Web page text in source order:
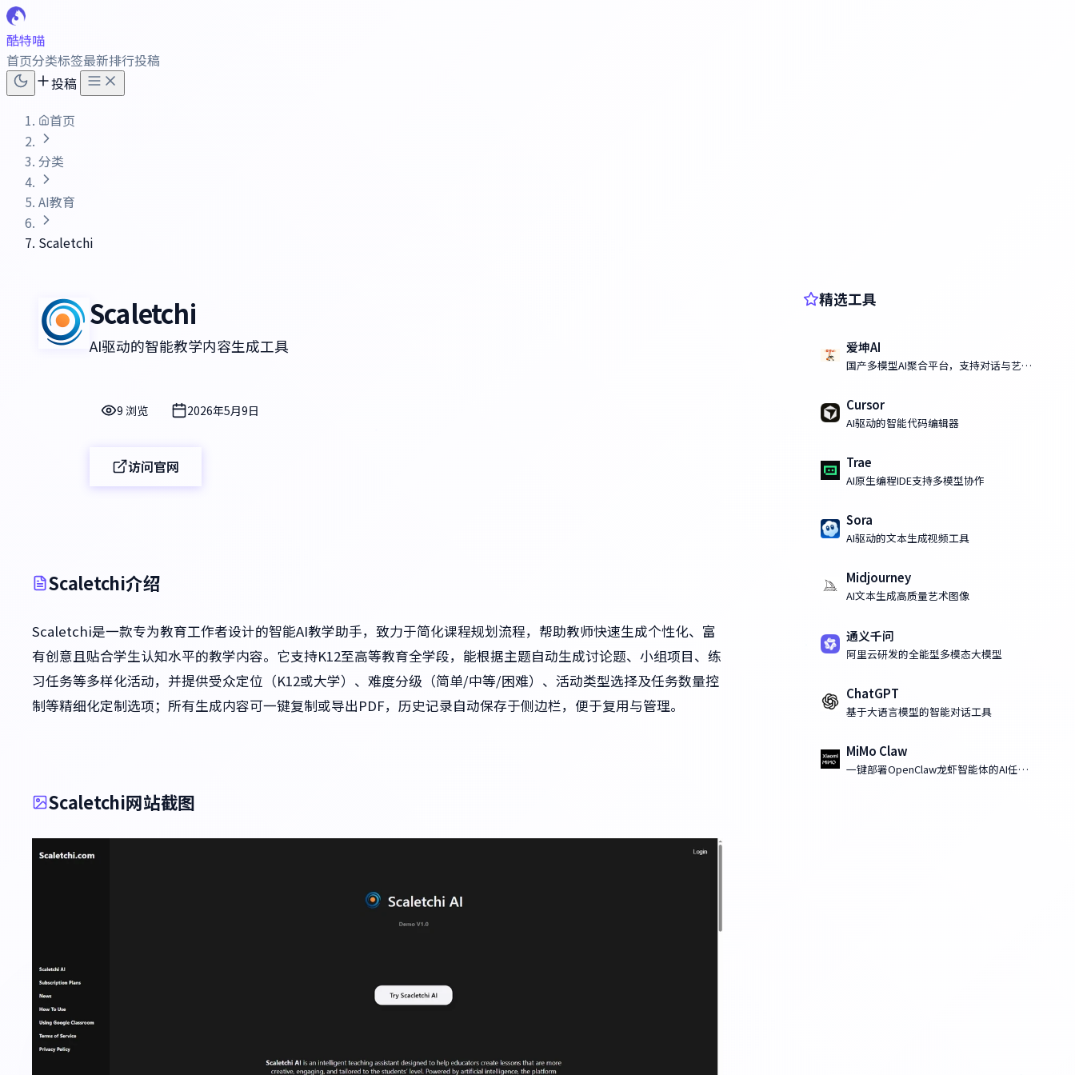
酷特喵
首页分类标签最新排行投稿
投稿
首页
分类
AI教育
Scaletchi
Scaletchi
AI驱动的智能教学内容生成工具
9 浏览 2026年5月9日
访问官网
Scaletchi介绍
Scaletchi是一款专为教育工作者设计的智能AI教学助手，致力于简化课程规划流程，帮助教师快速生成个性化、富
有创意且贴合学生认知水平的教学内容。它支持K12至高等教育全学段，能根据主题自动生成讨论题、小组项目、练
习任务等多样化活动，并提供受众定位（K12或大学）、难度分级（简单/中等/困难）、活动类型选择及任务数量控
制等精细化定制选项；所有生成内容可一键复制或导出PDF，历史记录自动保存于侧边栏，便于复用与管理。
Scaletchi网站截图
精选工具
爱坤AI
国产多模型AI聚合平台，支持对话与艺术
Cursor
AI驱动的智能代码编辑器
Trae
AI原生编程IDE支持多模型协作
Sora
AI驱动的文本生成视频工具
Midjourney
AI文本生成高质量艺术图像
通义千问
阿里云研发的全能型多模态大模型
ChatGPT
基于大语言模型的智能对话工具
MiMo Claw
一键部署OpenClaw龙虾智能体的AI任务